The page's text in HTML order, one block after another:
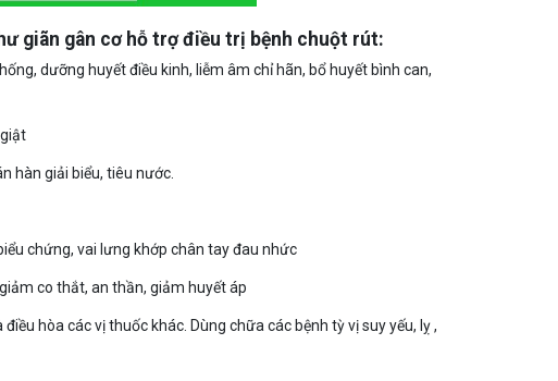
giãn gân cơ hỗ trợ điều trị bệnh chuột rút:
dưỡng huyết điều kinh, liễm âm chỉ hãn, bổ huyết bình can,
hàn giải biểu, tiêu nước.
chứng, vai lưng khớp chân tay đau nhức
co thắt, an thần, giảm huyết áp
hòa các vị thuốc khác. Dùng chữa các bệnh tỳ vị suy yếu, lỵ ,